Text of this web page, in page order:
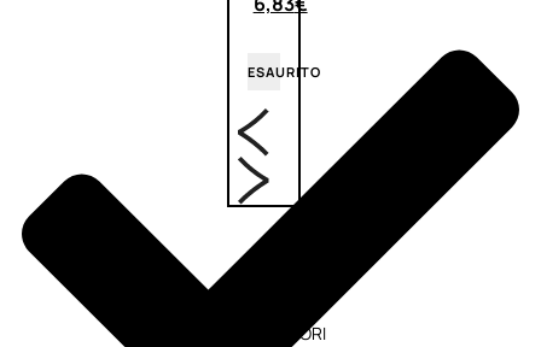
ESAURITO
ACCESSORI